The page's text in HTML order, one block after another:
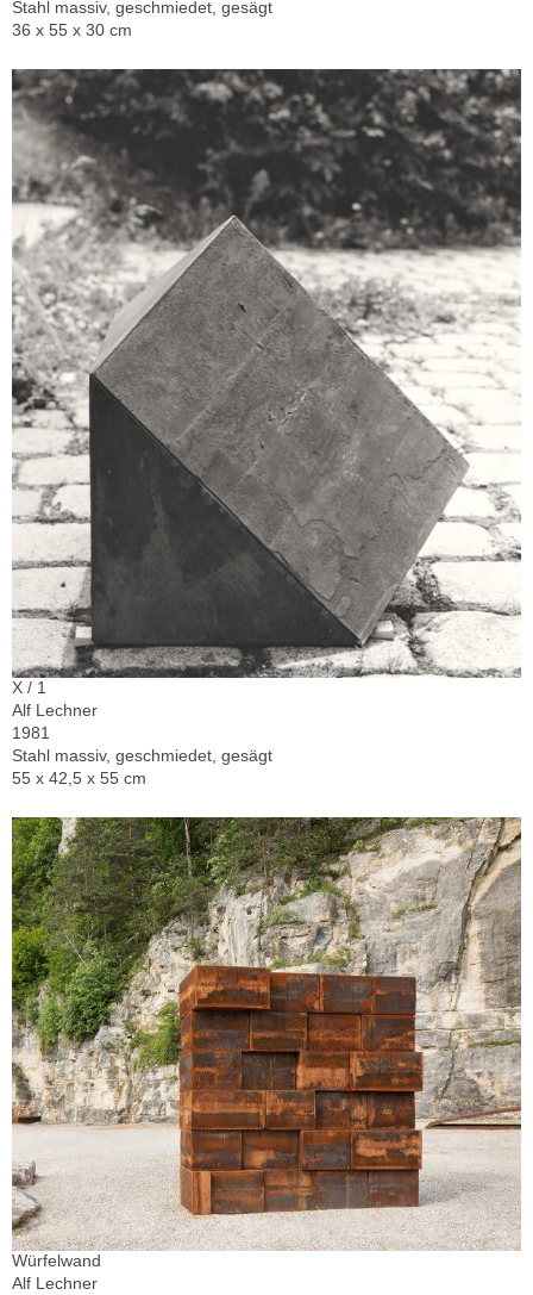
Stahl massiv, geschmiedet, gesägt
36 x 55 x 30 cm
X / 1
Alf Lechner
1981
Stahl massiv, geschmiedet, gesägt
55 x 42,5 x 55 cm
Würfelwand
Alf Lechner